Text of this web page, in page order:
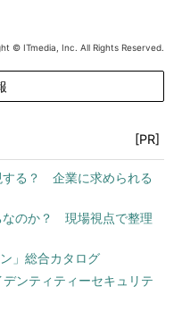
© ITmedia, Inc. All Rights Reserved.
[PR]
する？ 企業に求められる
なのか？ 現場視点で整理
」総合カタログ
ンティティーセキュリテ